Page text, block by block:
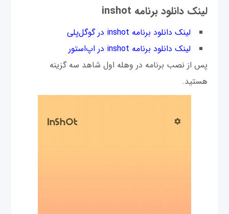
لینک دانلود برنامه inshot
لینک دانلود برنامه inshot در گوگل‌پلی
لینک دانلود برنامه inshot در اپ‌استور
پس از نصب برنامه در وهله اول شاهد سه گزینه
هستید.